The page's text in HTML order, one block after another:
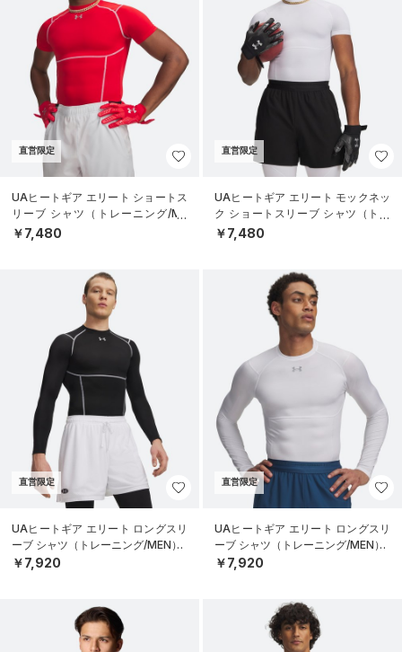
直営限定
UAヒートギア エリート ショートス
リーブ シャツ（トレーニング/ME
N）
￥7,480
直営限定
UAヒートギア エリート モックネッ
ク ショートスリーブ シャツ（トレ
ーニング/MEN）
￥7,480
直営限定
UAヒートギア エリート ロングスリ
ーブ シャツ（トレーニング/MEN）
￥7,920
直営限定
UAヒートギア エリート ロングスリ
ーブ シャツ（トレーニング/MEN）
￥7,920